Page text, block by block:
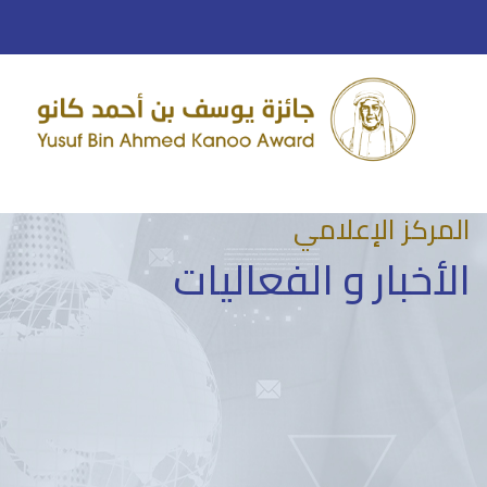
المركز الإعلامي
الأخبار و الفعاليات